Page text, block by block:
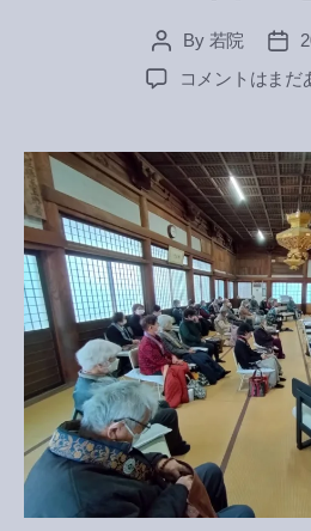
Post
author
By 若院
Post
date
御
へ
の
コメントはまだ